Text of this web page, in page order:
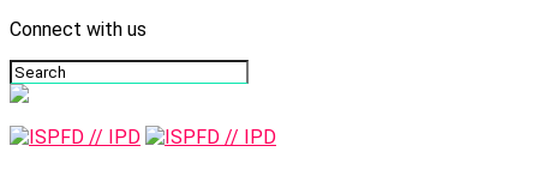
Connect with us